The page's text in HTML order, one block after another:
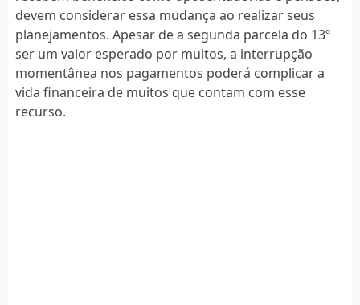
devem considerar essa mudança ao realizar seus
planejamentos. Apesar de a segunda parcela do 13º
ser um valor esperado por muitos, a interrupção
momentânea nos pagamentos poderá complicar a
vida financeira de muitos que contam com esse
recurso.